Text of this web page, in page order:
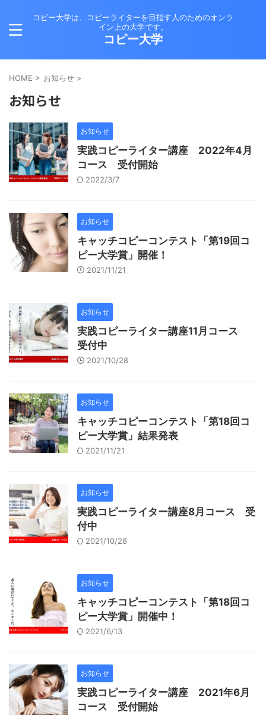
コピー大学は、コピーライターを目指す人のためのオンラ
イン上の大学です。
コピー大学
HOME > お知らせ >
お知らせ
お知らせ
実践コピーライター講座 2022年4月
コース 受付開始
2022/3/7
お知らせ
キャッチコピーコンテスト「第19回コ
ピー大学賞」開催！
2021/11/21
お知らせ
実践コピーライター講座11月コース
受付中
2021/10/28
お知らせ
キャッチコピーコンテスト「第18回コ
ピー大学賞」結果発表
2021/11/21
お知らせ
実践コピーライター講座8月コース 受
付中
2021/10/28
お知らせ
キャッチコピーコンテスト「第18回コ
ピー大学賞」開催中！
2021/6/13
お知らせ
実践コピーライター講座 2021年6月
コース 受付開始